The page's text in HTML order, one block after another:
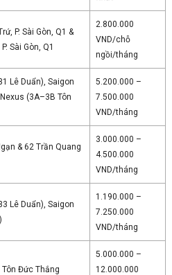
P. Sài Gòn, Q1 &
Sài Gòn, Q1
2.800.000
VND/chỗ
ngồi/tháng
Lê Duẩn), Saigon
(3A–3B Tôn
5.200.000 –
7.500.000
VND/tháng
& 62 Trần Quang
3.000.000 –
4.500.000
VND/tháng
Lê Duẩn), Saigon
1.190.000 –
7.250.000
VND/tháng
Đức Thắng
5.000.000 –
12.000.000